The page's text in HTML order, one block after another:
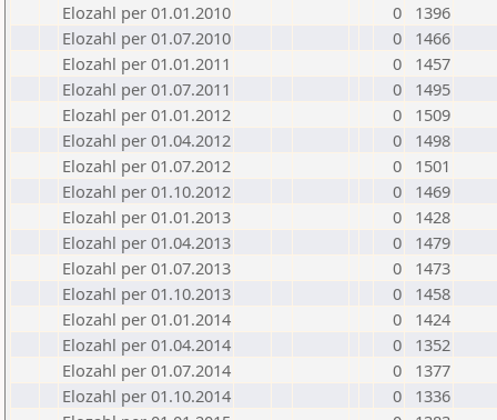
Elozahl per 01.01.2010
0
1396
Elozahl per 01.07.2010
0
1466
Elozahl per 01.01.2011
0
1457
Elozahl per 01.07.2011
0
1495
Elozahl per 01.01.2012
0
1509
Elozahl per 01.04.2012
0
1498
Elozahl per 01.07.2012
0
1501
Elozahl per 01.10.2012
0
1469
Elozahl per 01.01.2013
0
1428
Elozahl per 01.04.2013
0
1479
Elozahl per 01.07.2013
0
1473
Elozahl per 01.10.2013
0
1458
Elozahl per 01.01.2014
0
1424
Elozahl per 01.04.2014
0
1352
Elozahl per 01.07.2014
0
1377
Elozahl per 01.10.2014
0
1336